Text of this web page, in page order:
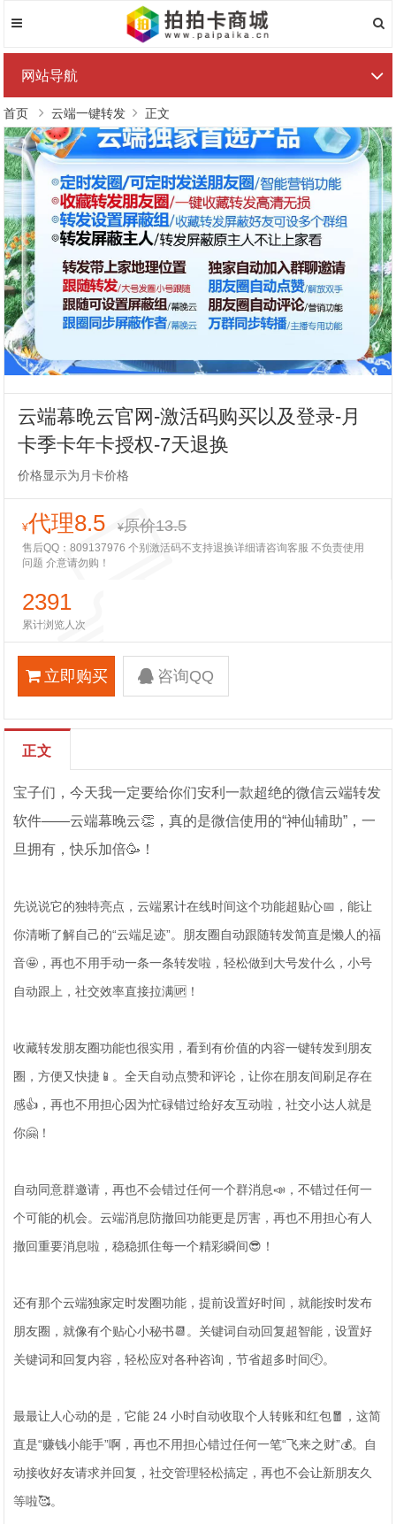
网站导航
首页 云端一键转发 正文
云端幕晩云官网-激活码购买以及登录-月
卡季卡年卡授权-7天退换
价格显示为月卡价格
¥代理8.5 ¥原价13.5
售后QQ：809137976 个别激活码不支持退换详细请咨询客服 不负责使用
问题 介意请勿购！
2391
累计浏览人次
立即购买 咨询QQ
正文
宝子们，今天我一定要给你们安利一款超绝的微信云端转发
软件——云端幕晚云👏，真的是微信使用的“神仙辅助”，一
旦拥有，快乐加倍🥳！
先说说它的独特亮点，云端累计在线时间这个功能超贴心📅，能让
你清晰了解自己的“云端足迹”。朋友圈自动跟随转发简直是懒人的福
音🤩，再也不用手动一条一条转发啦，轻松做到大号发什么，小号
自动跟上，社交效率直接拉满🆙！
收藏转发朋友圈功能也很实用，看到有价值的内容一键转发到朋友
圈，方便又快捷📱。全天自动点赞和评论，让你在朋友间刷足存在
感👍，再也不用担心因为忙碌错过给好友互动啦，社交小达人就是
你🤗！
自动同意群邀请，再也不会错过任何一个群消息📣，不错过任何一
个可能的机会。云端消息防撤回功能更是厉害，再也不用担心有人
撤回重要消息啦，稳稳抓住每一个精彩瞬间😎！
还有那个云端独家定时发圈功能，提前设置好时间，就能按时发布
朋友圈，就像有个贴心小秘书📆。关键词自动回复超智能，设置好
关键词和回复内容，轻松应对各种咨询，节省超多时间🕙。
最最让人心动的是，它能 24 小时自动收取个人转账和红包🧧，这简
直是“赚钱小能手”啊，再也不用担心错过任何一笔“飞来之财”💰。自
动接收好友请求并回复，社交管理轻松搞定，再也不会让新朋友久
等啦🥰。